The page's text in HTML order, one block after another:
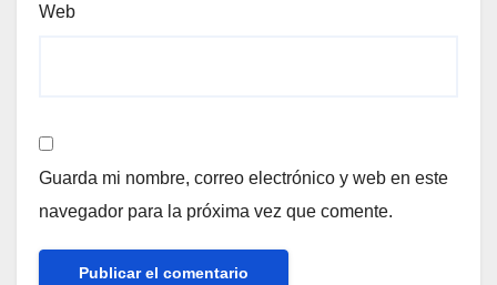
Web
Guarda mi nombre, correo electrónico y web en este
navegador para la próxima vez que comente.